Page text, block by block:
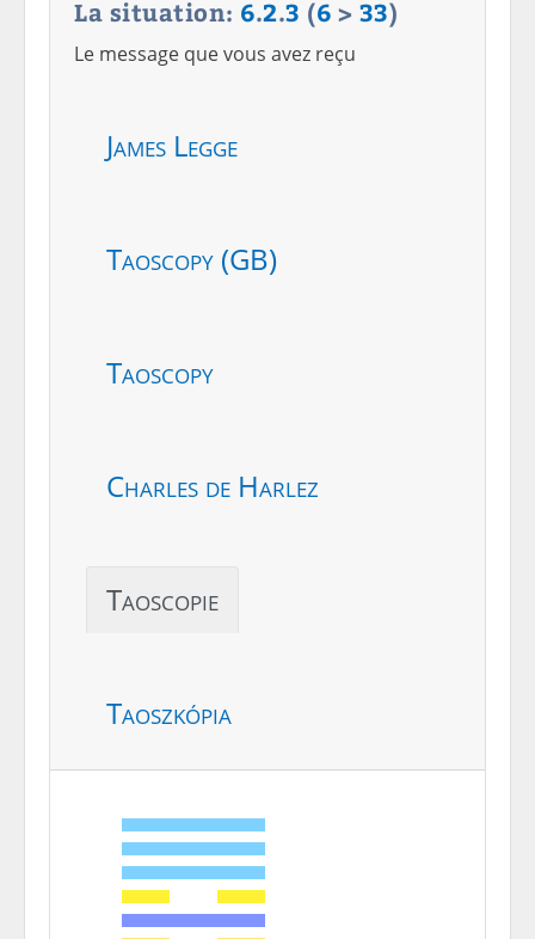
La situation: 6.2.3 (6 > 33)
Le message que vous avez reçu
James Legge
Taoscopy (GB)
Taoscopy
Charles de Harlez
Taoscopie
Taoszkópia